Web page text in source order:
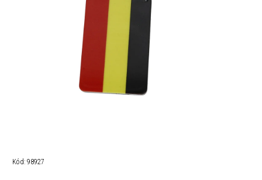
Kód: 98927